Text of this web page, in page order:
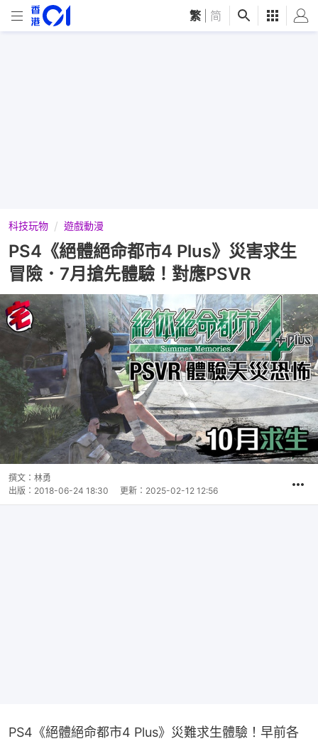
繁 简
科技玩物 遊戲動漫
PS4《絕體絕命都市4 Plus》災害求生
冒險．7月搶先體驗！對應PSVR
撰文： 林勇
出版： 2018-06-24 18:30 更新： 2025-02-12 12:56
PS4《絕體絕命都市4 Plus》災難求生體驗！早前各